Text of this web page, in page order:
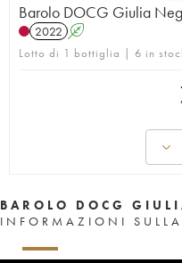
Barolo DOCG Giulia
2022 A
Lotto di 1 bottiglia | 6 in
BAROLO DOCG
INFORMAZIONI